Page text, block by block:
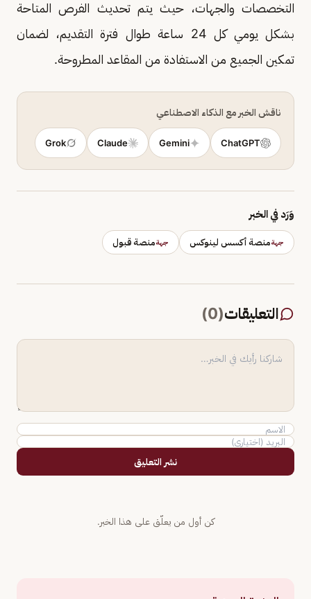
التخصصات والجهات، حيث يتم تحديث الفرص المتاحة
بشكل يومي كل 24 ساعة طوال فترة التقديم، لضمان
تمكين الجميع من الاستفادة من المقاعد المطروحة.
ناقش الخبر مع الذكاء الاصطناعي
ChatGPT
Gemini
Claude
Grok
وَرَد في الخبر
جهةمنصة أكسس لينوكس جهةمنصة قبول
التعليقات(
0
)
نشر التعليق
كن أول من يعلّق على هذا الخبر.